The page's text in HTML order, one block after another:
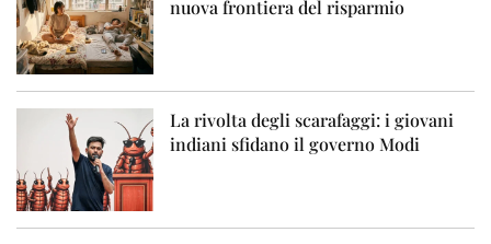
nuova frontiera del risparmio
La rivolta degli scarafaggi: i giovani
indiani sfidano il governo Modi